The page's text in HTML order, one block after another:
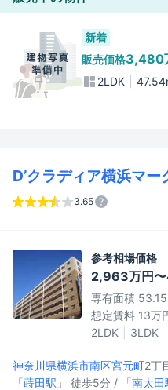
新着
販売価格3,480
2LDK
D’クラディア横浜マー
3.65
参考相場価格
2,963万円
専有面積
想定賃料 13万
2LDK
3LDK
神奈川県横浜市南区宮元町2丁
「蒔田駅 」 徒歩5分 / 「南太田